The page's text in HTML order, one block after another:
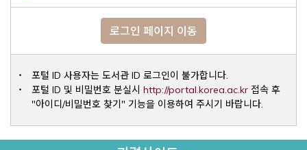
로그인 페이지 이동
포털 ID 사용자는 도서관 ID 로그인이 불가합니다.
포털 ID 및 비밀번호 분실시 http://portal.korea.ac.krOpens a
접속 후
"아이디/비밀번호 찾기" 기능을 이용하여 주시기 바랍니다.